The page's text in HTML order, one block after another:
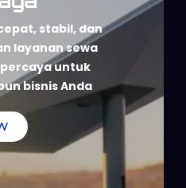
stabil, dan
layanan sewa
untuk
bisnis Anda